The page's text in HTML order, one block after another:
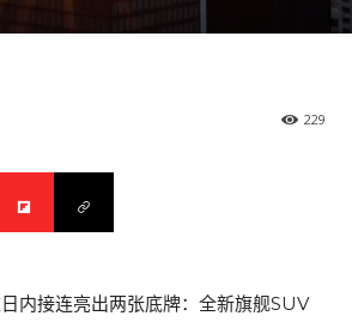
229
内接连亮出两张底牌：全新旗舰SUV